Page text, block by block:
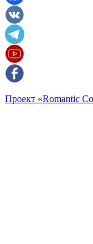
Проект «Romantic